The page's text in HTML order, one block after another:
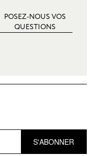
POSEZ-NOUS VOS
QUESTIONS
S'ABONNER